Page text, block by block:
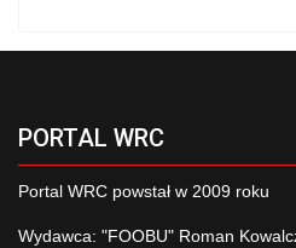
PORTAL WRC
Portal WRC powstał w 2009 roku
Wydawca: "FOOBU" Roman